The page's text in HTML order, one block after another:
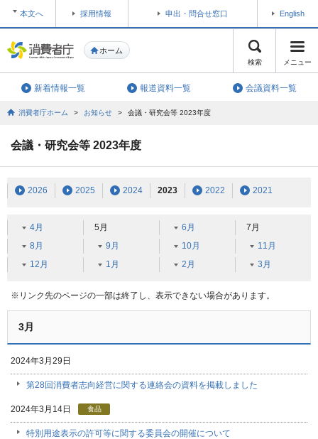
ホーム
本文へ 採用情報 申出・問合せ窓口 English
メニュー
検索
新着情報一覧 報道資料一覧 会議資料一覧
消費者庁ホーム > お知らせ > 会議・研究会等 2023年度
会議・研究会等 2023年度
2026 2025 2024 2023 2022 2021
4月 5月 6月
7月
8月
9月 10月
11月
12月
1月 2月 3月
※リンク先のページの一部は終了し、表示できない場合があります。
3月
2024年3月29日
第28回消費者志向経営に関する連絡会の資料を掲載しました
2024年3月14日 食品
特別用途表示の許可等に関する委員会の開催について